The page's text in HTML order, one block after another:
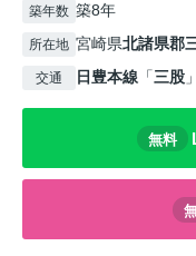
築年数 築8年
所在地 宮崎県北諸県郡
交通 日豊本線 「三股
無料